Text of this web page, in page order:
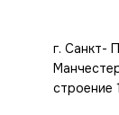
г. Санкт-
строение